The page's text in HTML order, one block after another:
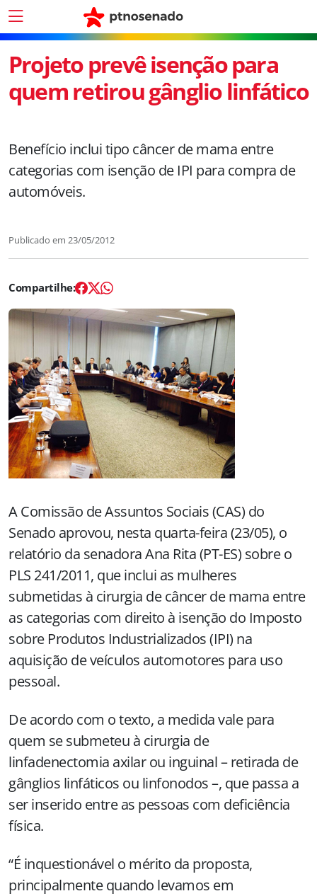
Projeto prevê isenção para
quem retirou gânglio linfático
Benefício inclui tipo câncer de mama entre
categorias com isenção de IPI para compra de
automóveis.
Publicado em 23/05/2012
A Comissão de Assuntos Sociais (CAS) do
Senado aprovou, nesta quarta-feira (23/05), o
relatório da senadora Ana Rita (PT-ES) sobre o
PLS 241/2011, que inclui as mulheres
submetidas à cirurgia de câncer de mama entre
as categorias com direito à isenção do Imposto
sobre Produtos Industrializados (IPI) na
aquisição de veículos automotores para uso
pessoal.
De acordo com o texto, a medida vale para
quem se submeteu à cirurgia de
linfadenectomia axilar ou inguinal – retirada de
gânglios linfáticos ou linfonodos –, que passa a
ser inserido entre as pessoas com deficiência
física.
“É inquestionável o mérito da proposta,
principalmente quando levamos em